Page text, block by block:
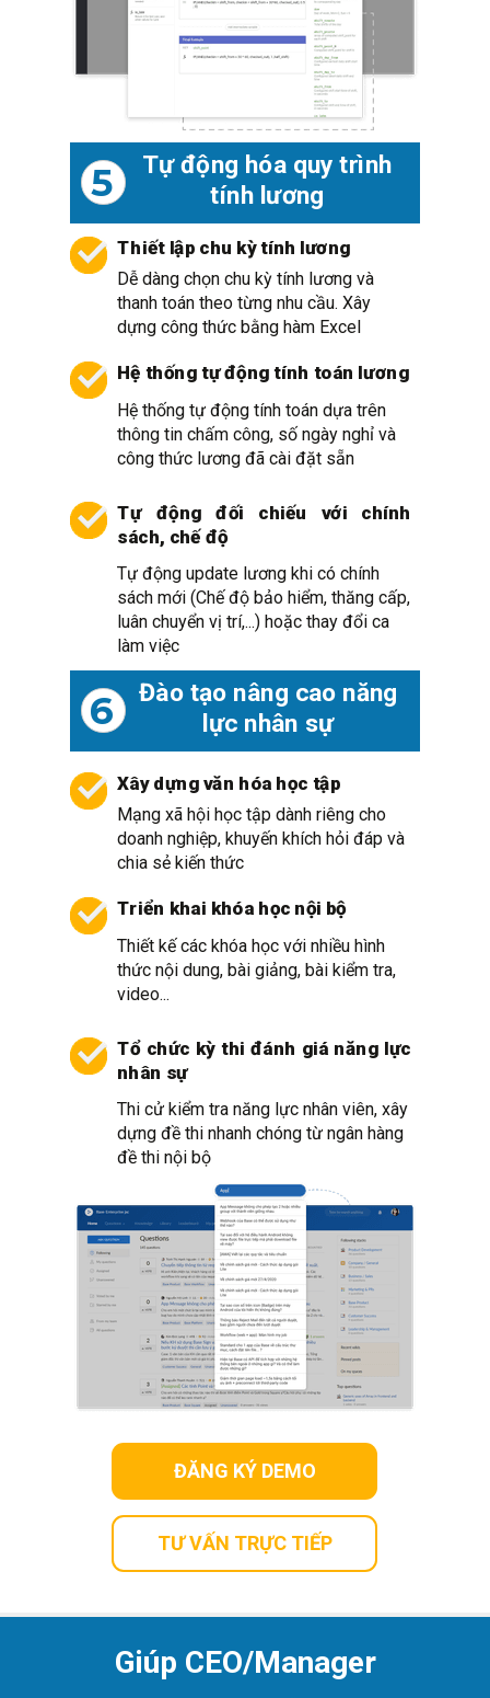
ĐĂNG KÝ DEMO
TƯ VẤN TRỰC TIẾP
Giúp CEO/Manager
Tự động hóa quy trình
tính lương
5
Thiết lập chu kỳ tính lương
Hệ thống tự động tính toán lương
Tự động đối chiếu với chính
sách, chế độ
Dễ dàng chọn chu kỳ tính lương và
thanh toán theo từng nhu cầu. Xây
dựng công thức bằng hàm Excel
Hệ thống tự động tính toán dựa trên
thông tin chấm công, số ngày nghỉ và
công thức lương đã cài đặt sẵn
Tự động update lương khi có chính
sách mới (Chế độ bảo hiểm, thăng cấp,
luân chuyển vị trí,...) hoặc thay đổi ca
làm việc
Xây dựng văn hóa học tập
Triển khai khóa học nội bộ
Tổ chức kỳ thi đánh giá năng lực
nhân sự
Mạng xã hội học tập dành riêng cho
doanh nghiệp, khuyến khích hỏi đáp và
chia sẻ kiến thức
Thiết kế các khóa học với nhiều hình
thức nội dung, bài giảng, bài kiểm tra,
video...
Thi cử kiểm tra năng lực nhân viên, xây
dựng đề thi nhanh chóng từ ngân hàng
đề thi nội bộ
Đào tạo nâng cao năng
lực nhân sự
6